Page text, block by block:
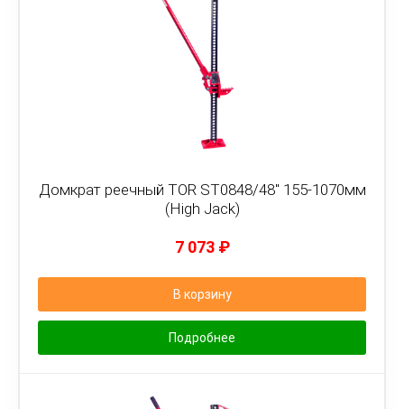
Домкрат реечный TOR ST0848/48" 155-1070мм
(High Jack)
7 073 ₽
В корзину
Подробнее